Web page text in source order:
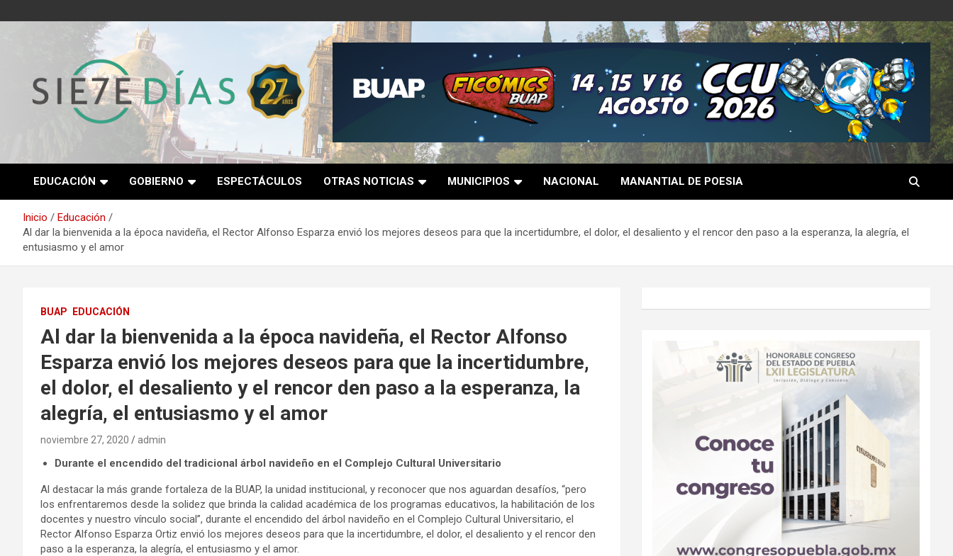
al
Semanario 7 Días
EDUCACIÓN GOBIERNO ESPECTÁCULOS OTRAS NOTICIAS MUNICIPIOS NACIONAL MANANTIAL DE POESIA
Inicio
Educación
Al dar la bienvenida a la época navideña, el Rector Alfonso Esparza envió los mejores deseos para que la incertidumbre, el dolor, el desaliento y el rencor den paso a la esperanza, la alegría, el
entusiasmo y el amor
BUAP EDUCACIÓN
Al dar la bienvenida a la época navideña, el Rector Alfonso
Esparza envió los mejores deseos para que la incertidumbre,
el dolor, el desaliento y el rencor den paso a la esperanza, la
alegría, el entusiasmo y el amor
noviembre 27, 2020 admin
Durante el encendido del tradicional árbol navideño en el Complejo Cultural Universitario
Al destacar la más grande fortaleza de la BUAP, la unidad institucional, y reconocer que nos aguardan desafíos, “pero
los enfrentaremos desde la solidez que brinda la calidad académica de los programas educativos, la habilitación de los
docentes y nuestro vínculo social”, durante el encendido del árbol navideño en el Complejo Cultural Universitario, el
Rector Alfonso Esparza Ortiz envió los mejores deseos para que la incertidumbre, el dolor, el desaliento y el rencor den
paso a la esperanza, la alegría, el entusiasmo y el amor.